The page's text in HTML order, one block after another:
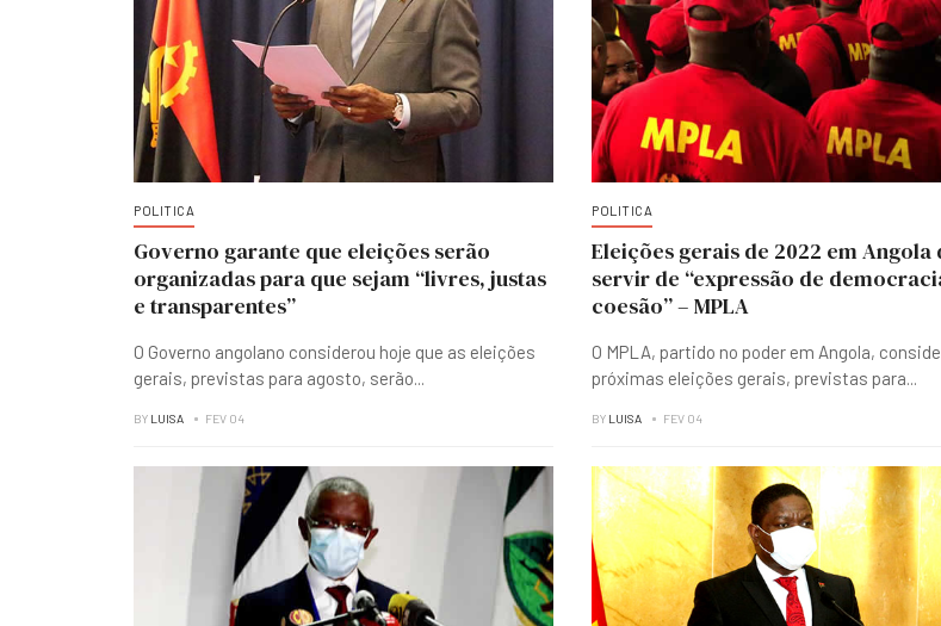
POLITICA
Governo garante que eleições serão
organizadas para que sejam “livres, justas
e transparentes”
O Governo angolano considerou hoje que as eleições
gerais, previstas para agosto, serão...
BY LUISA FEV 04
POLITICA
Eleições gerais de 2022 em Angola
servir de “expressão de
coesão” – MPLA
O MPLA, partido no poder em Angola,
próximas eleições gerais, previstas para...
BY LUISA FEV 04